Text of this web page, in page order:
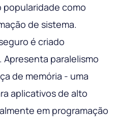
popularidade como
de sistema.
é criado
paralelismo
de memória - uma
aplicativos de alto
em programação